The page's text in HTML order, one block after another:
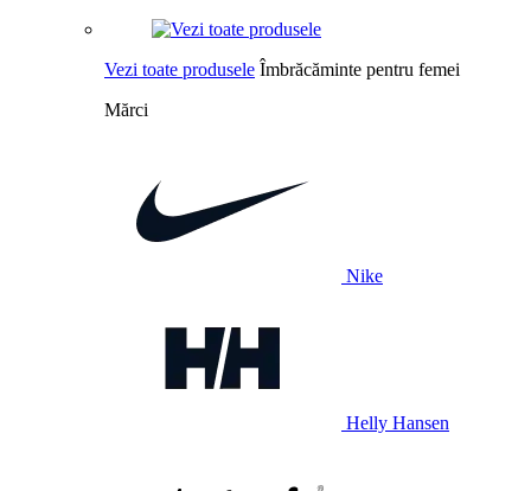
Vezi toate produsele Îmbrăcăminte pentru femei
Mărci
Nike
Helly Hansen